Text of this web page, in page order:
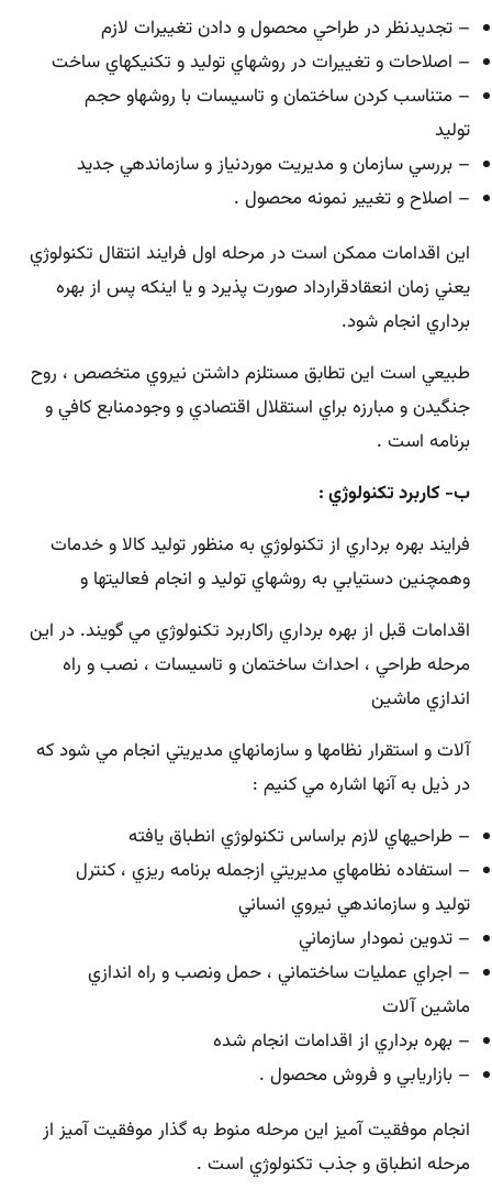
– تجديدنظر در طراحي محصول و دادن تغييرات لازم
– اصلاحات و تغييرات در روشهاي توليد و تكنيكهاي ساخت
– متناسب كردن ساختمان و تاسيسات با روشهاو حجم
توليد
– بررسي سازمان و مديريت موردنياز و سازماندهي جديد
– اصلاح و تغيير نمونه محصول .
اين اقدامات ممكن است در مرحله اول فرايند انتقال تكنولوژي
يعني زمان انعقادقرارداد صورت پذيرد و يا اينكه پس از بهره
برداري انجام شود.
طبيعي است اين تطابق مستلزم داشتن نيروي متخصص ، روح
جنگيدن و مبارزه براي استقلال اقتصادي و وجودمنابع كافي و
برنامه است .
ب- کاربرد تكنولوژي :
فرايند بهره برداري از تكنولوژي به منظور توليد كالا و خدمات
وهمچنين دستيابي به روشهاي توليد و انجام فعاليتها و
اقدامات قبل از بهره برداري راكاربرد تكنولوژي مي گويند. در اين
مرحله طراحي ، احداث ساختمان و تاسيسات ، نصب و راه
اندازي ماشين
آلات و استقرار نظامها و سازمانهاي مديريتي انجام مي شود كه
در ذيل به آنها اشاره مي كنيم :
– طراحيهاي لازم براساس تكنولوژي انطباق يافته
– استفاده نظامهاي مديريتي ازجمله برنامه ريزي ، كنترل
توليد و سازماندهي نيروي انساني
– تدوين نمودار سازماني
– اجراي عمليات ساختماني ، حمل ونصب و راه اندازي
ماشين آلات
– بهره برداري از اقدامات انجام شده
– بازاريابي و فروش محصول .
انجام موفقيت آميز اين مرحله منوط به گذار موفقيت آميز از
مرحله انطباق و جذب تكنولوژي است .